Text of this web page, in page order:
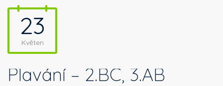
23
Květen
Plavání – 2.BC, 3.AB